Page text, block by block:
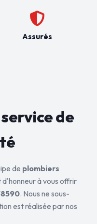
Assurés
de
de plombiers
à vous offrir
. Nous ne sous-
est réalisée par nos